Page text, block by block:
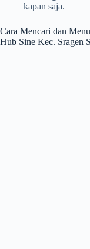
kapan saja.
Cara Mencari dan
Hub Sine Kec. Sragen